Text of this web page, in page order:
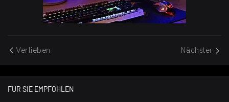
Verlieben Nächster
FÜR SIE EMPFOHLEN